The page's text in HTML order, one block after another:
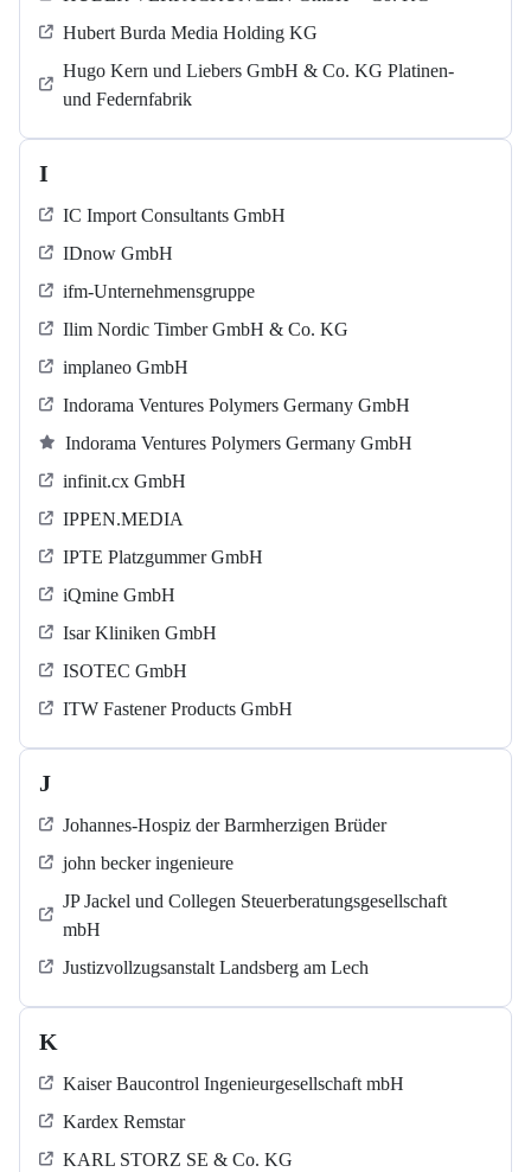
Hubert Burda Media Holding KG
Hugo Kern und Liebers GmbH & Co. KG Platinen-
und Federnfabrik
I
IC Import Consultants GmbH
IDnow GmbH
ifm-Unternehmensgruppe
Ilim Nordic Timber GmbH & Co. KG
implaneo GmbH
Indorama Ventures Polymers Germany GmbH
Indorama Ventures Polymers Germany GmbH
infinit.cx GmbH
IPPEN.MEDIA
IPTE Platzgummer GmbH
iQmine GmbH
Isar Kliniken GmbH
ISOTEC GmbH
ITW Fastener Products GmbH
J
Johannes-Hospiz der Barmherzigen Brüder
john becker ingenieure
JP Jackel und Collegen Steuerberatungsgesellschaft
mbH
Justizvollzugsanstalt Landsberg am Lech
K
Kaiser Baucontrol Ingenieurgesellschaft mbH
Kardex Remstar
KARL STORZ SE & Co. KG